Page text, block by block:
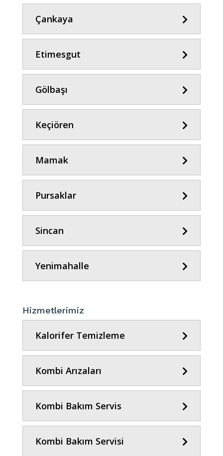
Çankaya
Etimesgut
Gölbaşı
Keçiören
Mamak
Pursaklar
Sincan
Yenimahalle
Hizmetlerimiz
Kalorifer Temizleme
Kombi Arızaları
Kombi Bakım Servis
Kombi Bakım Servisi